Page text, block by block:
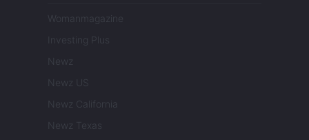
Womanmagazine
Investing Plus
Newz
Newz US
Newz California
Newz Texas